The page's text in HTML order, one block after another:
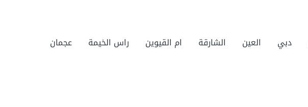
دبي العين الشارقة ام القيوين راس الخيمة عجمان